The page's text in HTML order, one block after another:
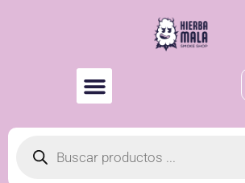
Búsqueda
productos